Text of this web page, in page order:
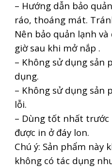
– Hướng dẫn bảo
ráo, thoáng mát.
Nên bảo quản lạnh
giờ sau khi mở nắp .
– Không sử dụng sản
dụng.
– Không sử dụng sản
lỗi.
– Dùng tốt nhất trước
được in ở đáy lon.
Chú ý: Sản phẩm này
không có tác dụng